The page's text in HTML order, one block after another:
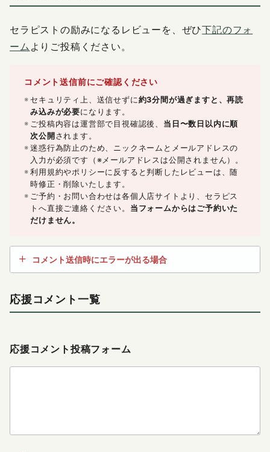
セラピストの励みになるレビューを、ぜひ下記のフォ
ーム よりご投稿ください。
コメント送信前にご確認ください
セキュリティ上、送信せずに 約3分間が過ぎますと、再読
み込みが必要になります。
ご投稿内容は運営部で目視確認後、 当日〜数日以内に順
次公開 されます。
迷惑行為防止のため、ニックネームとメールアドレスの
入力が必須です（※メールアドレスは公開されません）。
利用規約やポリシーに反すると判断したレビューは、随
時修正・削除いたします。
ご予約・お問い合わせは各個人店サイトより、セラピス
トへ直接ご連絡ください。 当フォームからはご予約いた
だけません。
コメント送信時にエラーが出る場合
応援コメント一覧
応援コメント投稿フォーム